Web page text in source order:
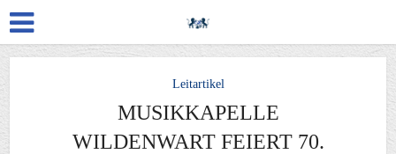
Leitartikel
MUSIKKAPELLE
WILDENWART FEIERT 70.